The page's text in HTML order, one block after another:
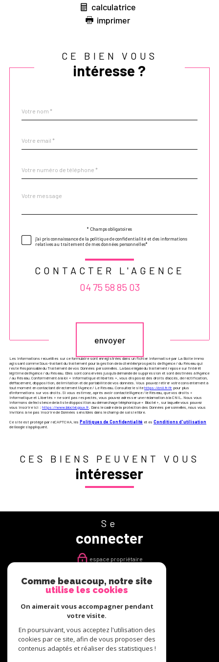
calculatrice
imprimer
CE BIEN VOUS
intéresse ?
par
*
*
*
Fieldset
Message
*
* Champs obligatoires
j'ai pris connaissance de la politique de confidentialité et des informations
relatives au traitement de mes données personnelles*
CONTACTER L'AGENCE
04 75 58 85 03
envoyer
Les informations recueillies sur ce formulaire sont enregistrées dans un fichier informatisé par La Boite Immo
agissant comme Sous-traitant du traitement pour la gestion de la clientèle/prospects de l'Agence / du Réseau qui
reste Responsable du Traitement de vos Données personnelles. La base légale du traitement repose sur l'intérêt
légitime de l'Agence / du Réseau. Elles sont conservées jusqu'à demande de suppression et sont destinées à l'Agence
/ au Réseau. Conformément à la loi « informatique et libertés », vous disposez des droits d’accès, de rectification,
d’effacement, d’opposition, de limitation et de portabilité de vos données. Vous pouvez retirer votre consentement à
tout moment en contactant directement l’Agence / Le Réseau. Consultez le sitehttps://cnil.fr/fr pour plus
d’informations sur vos droits. Si vous estimez, après avoir contacté l'Agence / le Réseau, que vos droits «
Informatique et Libertés » ne sont pas respectés, vous pouvez adresser une réclamation à la CNIL. Nous vous
informons de l’existence de la liste d'opposition au démarchage téléphonique « Bloctel », sur laquelle vous pouvez
vous inscrire ici : https://www.bloctel.gouv.fr. Dans le cadre de la protection des Données personnelles, nous vous
invitons à ne pas inscrire de Données sensibles dans le champ de saisie libre.
Ce site est protégé par reCAPTCHA, les Politiques de Confidentialité et es Conditions d'utilisation
de Google s'appliquent.
CES BIENS PEUVENT VOUS
intéresser
Se
connecter
espace propriétaire
Nous
suivre
Nous
Comme beaucoup, notre site
utilise les cookies
On aimerait vous accompagner pendant
votre visite.
En poursuivant, vous acceptez l'utilisation des
cookies par ce site, afin de vous proposer des
contenus adaptés et réaliser des statistiques !